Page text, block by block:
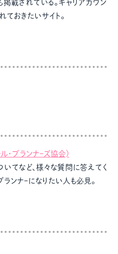
載されている。キャリアカウン
ておきたいサイト。
ル・プランナｰズ協会)
てなど、様々な質問に答えてく
ランナｰになりたい人も必見。